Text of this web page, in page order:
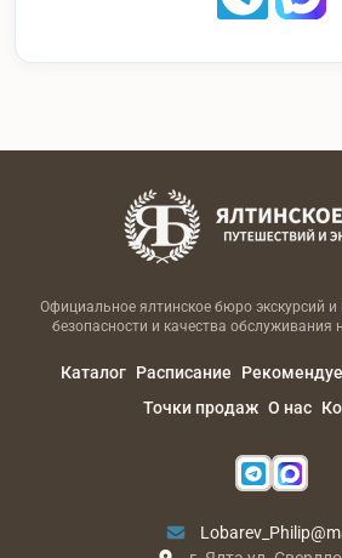
Официальное ялтинское бюро экскурсий и
безопасности и качества
Каталог Расписание
Точки продаж О нас